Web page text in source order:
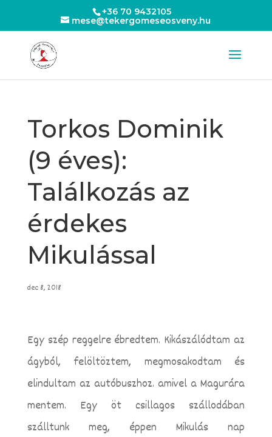
+36 70 9432105
mese@tekergomeseosveny.hu
Torkos Dominik
(9 éves):
Találkozás az
érdekes
Mikulással
dec 8, 2018
Egy szép reggelre ébredtem. Kikászálódtam az
ágyból, felöltöztem, megmosakodtam és
elindultam az autóbuszhoz. amivel a Magurára
mentem. Egy öt csillagos szállodában
szálltunk meg, éppen Mikulás nap